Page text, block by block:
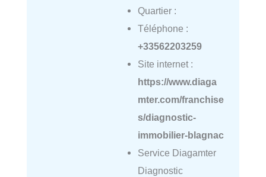
Quartier :
Téléphone :
+33562203259
Site internet :
https://www.diaga
mter.com/franchise
s/diagnostic-
immobilier-blagnac
Service Diagamter
Diagnostic